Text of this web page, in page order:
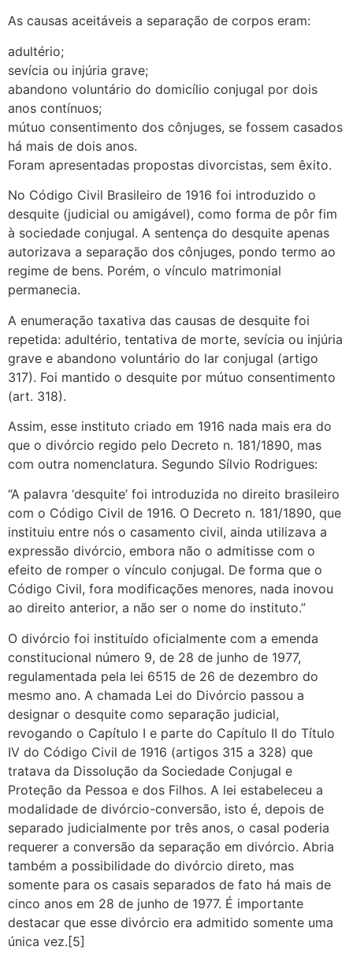
As causas aceitáveis a separação de corpos eram:
adultério;
sevícia ou injúria grave;
abandono voluntário do domicílio conjugal por dois
anos contínuos;
mútuo consentimento dos cônjuges, se fossem casados
há mais de dois anos.
Foram apresentadas propostas divorcistas, sem êxito.
No Código Civil Brasileiro de 1916 foi introduzido o
desquite (judicial ou amigável), como forma de pôr fim
à sociedade conjugal. A sentença do desquite apenas
autorizava a separação dos cônjuges, pondo termo ao
regime de bens. Porém, o vínculo matrimonial
permanecia.
A enumeração taxativa das causas de desquite foi
repetida: adultério, tentativa de morte, sevícia ou injúria
grave e abandono voluntário do lar conjugal (artigo
317). Foi mantido o desquite por mútuo consentimento
(art. 318).
Assim, esse instituto criado em 1916 nada mais era do
que o divórcio regido pelo Decreto n. 181/1890, mas
com outra nomenclatura. Segundo Sílvio Rodrigues:
“A palavra ‘desquite’ foi introduzida no direito brasileiro
com o Código Civil de 1916. O Decreto n. 181/1890, que
instituiu entre nós o casamento civil, ainda utilizava a
expressão divórcio, embora não o admitisse com o
efeito de romper o vínculo conjugal. De forma que o
Código Civil, fora modificações menores, nada inovou
ao direito anterior, a não ser o nome do instituto.”
O divórcio foi instituído oficialmente com a emenda
constitucional número 9, de 28 de junho de 1977,
regulamentada pela lei 6515 de 26 de dezembro do
mesmo ano. A chamada Lei do Divórcio passou a
designar o desquite como separação judicial,
revogando o Capítulo I e parte do Capítulo II do Título
IV do Código Civil de 1916 (artigos 315 a 328) que
tratava da Dissolução da Sociedade Conjugal e
Proteção da Pessoa e dos Filhos. A lei estabeleceu a
modalidade de divórcio-conversão, isto é, depois de
separado judicialmente por três anos, o casal poderia
requerer a conversão da separação em divórcio. Abria
também a possibilidade do divórcio direto, mas
somente para os casais separados de fato há mais de
cinco anos em 28 de junho de 1977. É importante
destacar que esse divórcio era admitido somente uma
única vez.[5]